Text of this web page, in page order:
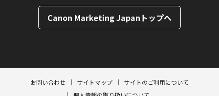
Canon Marketing Japanトップへ
お問い合わせ サイトマップ
サイトのご利用について